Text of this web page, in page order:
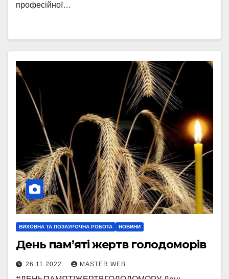
професійної…
ВИХОВНА ТА ПОЗАУРОЧНА РОБОТА НОВИНИ
День пам’яті жертв голодоморів
26.11.2022 MASTER WEB